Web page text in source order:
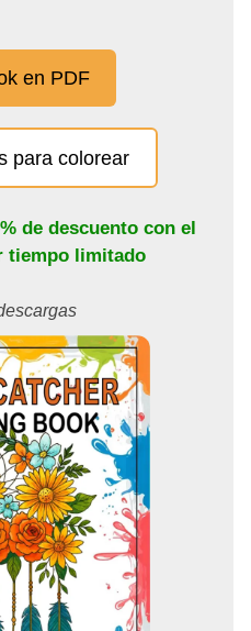
en PDF
para colorear
de descuento con el
tiempo limitado